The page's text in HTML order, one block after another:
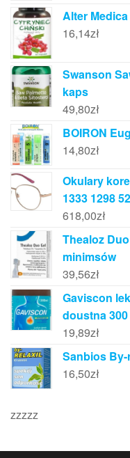
Alter
16,14zł
Swanson
kaps
49,80zł
BOIRON
14,80zł
Okulary
1333 1298
618,00zł
Thealoz
minimsów
39,56zł
Gaviscon
doustna
19,89zł
Sanbios By-
16,50zł
zzzzz